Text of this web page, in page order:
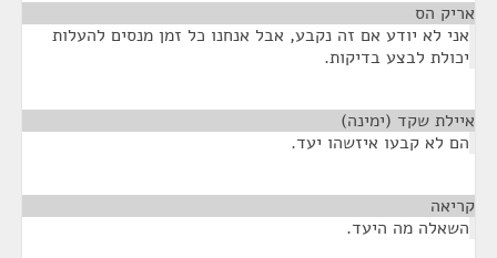
אריק הס
אני לא יודע אם זה נקבע, אבל אנחנו כל זמן מנסים להעלות
יכולת לבצע בדיקות.
איילת שקד (ימינה)
הם לא קבעו איזשהו יעד.
קריאה
השאלה מה היעד.